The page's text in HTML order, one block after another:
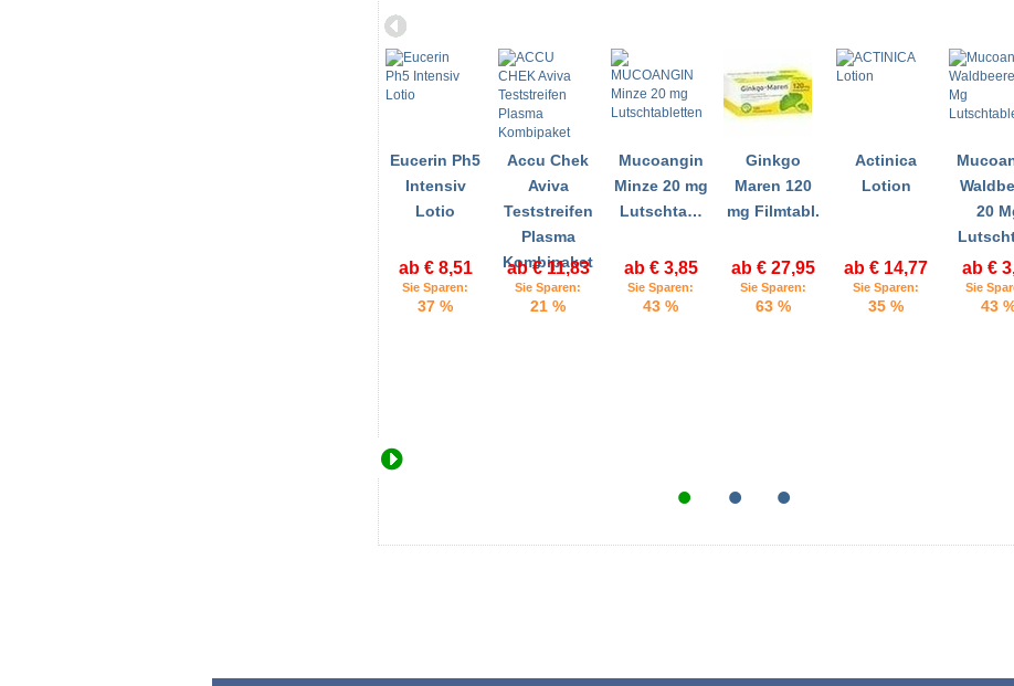
Eucerin Ph5
Intensiv
Lotio
ab € 8,51
Sie Sparen:
37 %
Accu Chek
Aviva
Teststreifen
Plasma
Kombipaket
ab € 11,83
Sie Sparen:
21 %
Mucoangin
Minze 20 mg
Lutschta…
ab € 3,85
Sie Sparen:
43 %
Ginkgo
Maren 120
mg Filmtabl.
ab € 27,95
Sie Sparen:
63 %
Actinica
Lotion
ab € 14,77
Sie Sparen:
35 %
20
ab €
Sie
43
• • •